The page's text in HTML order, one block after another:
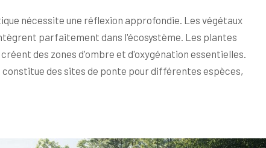
nécessite une réflexion approfondie. Les végétaux
parfaitement dans l'écosystème. Les plantes
des zones d'ombre et d'oxygénation essentielles.
des sites de ponte pour différentes espèces,